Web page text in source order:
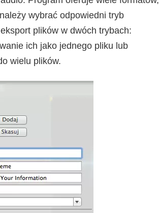
wybrać odpowiedni tryb
plików w dwóch trybach:
ich jako jednego pliku lub
wielu plików.